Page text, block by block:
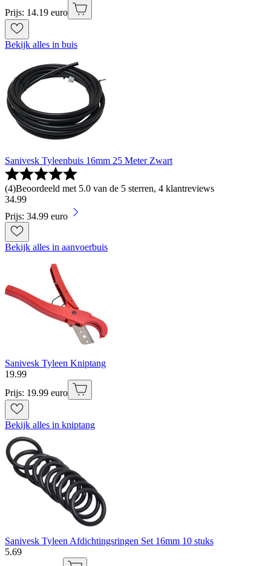
Prijs: 14.19 euro
Bekijk alles in buis
Sanivesk Tyleenbuis 16mm 25 Meter Zwart
(4)Beoordeeld met 5.0 van de 5 sterren, 4 klantreviews
34.99
Prijs: 34.99 euro
Bekijk alles in aanvoerbuis
Sanivesk Tyleen Kniptang
19.99
Prijs: 19.99 euro
Bekijk alles in kniptang
Sanivesk Tyleen Afdichtingsringen Set 16mm 10 stuks
5.69